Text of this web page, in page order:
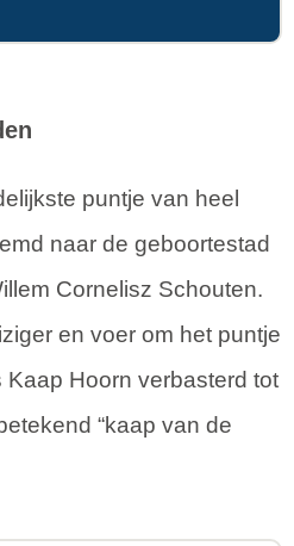
puntje van heel
naar de geboortestad
Cornelisz Schouten.
en voer om het puntje
Kaap Hoorn verbasterd tot
“kaap van de